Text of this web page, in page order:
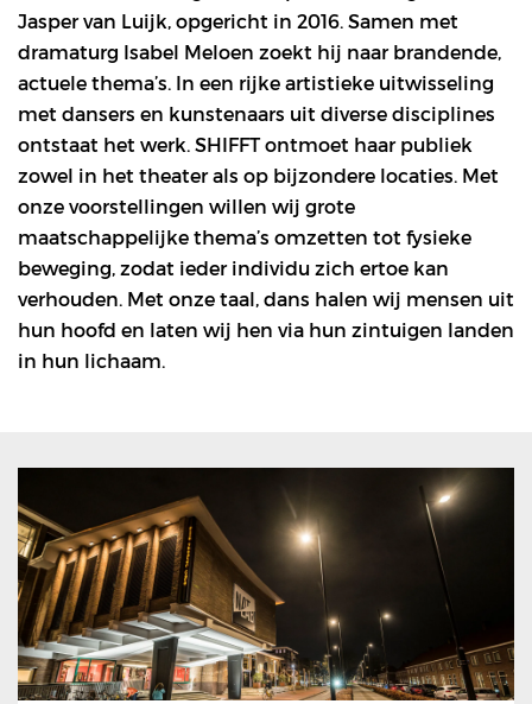
Jasper van Luijk, opgericht in 2016. Samen met
dramaturg Isabel Meloen zoekt hij naar brandende,
actuele thema’s. In een rijke artistieke uitwisseling
met dansers en kunstenaars uit diverse disciplines
ontstaat het werk. SHIFFT ontmoet haar publiek
zowel in het theater als op bijzondere locaties. Met
onze voorstellingen willen wij grote
maatschappelijke thema’s omzetten tot fysieke
beweging, zodat ieder individu zich ertoe kan
verhouden. Met onze taal, dans halen wij mensen uit
hun hoofd en laten wij hen via hun zintuigen landen
in hun lichaam.